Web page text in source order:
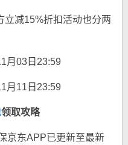
立减15%折扣活动也分两
月03日23:59
月11日23:59
领取攻略
京东APP已更新至最新